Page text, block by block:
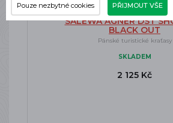
SALEWA AGNER DST
BLACK OUT
Pánské turistické kraťasy
SKLADEM
2 125 Kč
Pouze nezbytné cookies PŘIJMOUT VŠE